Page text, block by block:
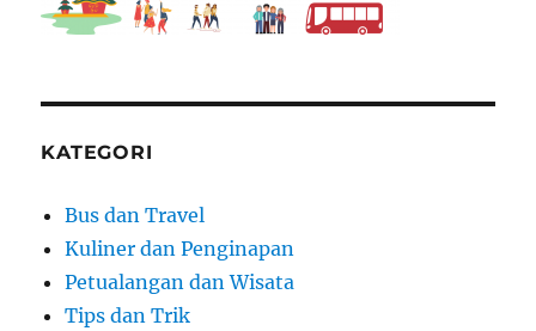
KATEGORI
Bus dan Travel
Kuliner dan Penginapan
Petualangan dan Wisata
Tips dan Trik